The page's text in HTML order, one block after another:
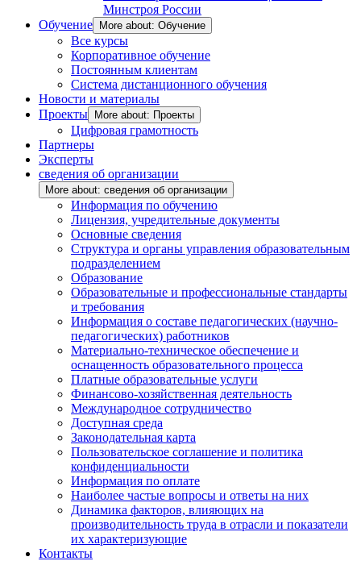
Минстроя России
Обучение
More about: Обучение
Все курсы
Корпоративное обучение
Постоянным клиентам
Система дистанционного обучения
Новости и материалы
Проекты
More about: Проекты
Цифровая грамотность
Партнеры
Эксперты
сведения об организации
More about: сведения об организации
Информация по обучению
Лицензия, учредительные документы
Основные сведения
Структура и органы управления образовательным
подразделением
Образование
Образовательные и профессиональные стандарты
и требования
Информация о составе педагогических (научно-
педагогических) работников
Материально-техническое обеспечение и
оснащенность образовательного процесса
Платные образовательные услуги
Финансово-хозяйственная деятельность
Международное сотрудничество
Доступная среда
Законодательная карта
Пользовательское соглашение и политика
конфиденциальности
Информация по оплате
Наиболее частые вопросы и ответы на них
Динамика факторов, влияющих на
производительность труда в отрасли и показатели
их характеризующие
Контакты